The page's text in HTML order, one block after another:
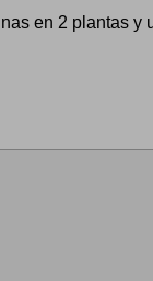
en 2 plantas y